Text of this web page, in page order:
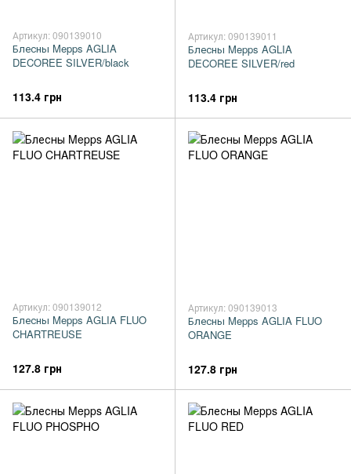
Артикул: 090139010
Блесны Mepps AGLIA
DECOREE SILVER/black
113.4 грн
Артикул: 090139011
Блесны Mepps AGLIA
DECOREE SILVER/red
113.4 грн
Артикул: 090139012
Блесны Mepps AGLIA FLUO
CHARTREUSE
127.8 грн
Артикул: 090139013
Блесны Mepps AGLIA FLUO
ORANGE
127.8 грн